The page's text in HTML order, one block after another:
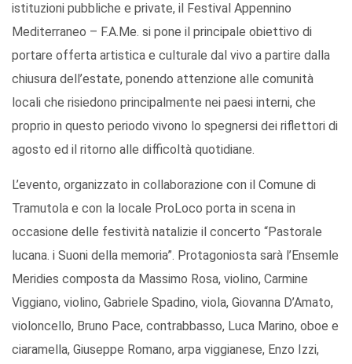
istituzioni pubbliche e private, il Festival Appennino
Mediterraneo – F.A.Me. si pone il principale obiettivo di
portare offerta artistica e culturale dal vivo a partire dalla
chiusura dell’estate, ponendo attenzione alle comunità
locali che risiedono principalmente nei paesi interni, che
proprio in questo periodo vivono lo spegnersi dei riflettori di
agosto ed il ritorno alle difficoltà quotidiane.
L’evento, organizzato in collaborazione con il Comune di
Tramutola e con la locale ProLoco porta in scena in
occasione delle festività natalizie il concerto “Pastorale
lucana. i Suoni della memoria”. Protagoniosta sarà l’Ensemle
Meridies composta da Massimo Rosa, violino, Carmine
Viggiano, violino, Gabriele Spadino, viola, Giovanna D’Amato,
violoncello, Bruno Pace, contrabbasso, Luca Marino, oboe e
ciaramella, Giuseppe Romano, arpa viggianese, Enzo Izzi,